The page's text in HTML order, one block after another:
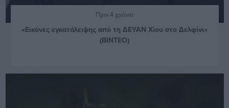
Πριν 4 χρόνια
«Εικόνες εγκατάλειψης από τη ΔΕΥΑΝ Χίου στο Δελφίνι»
(ΒΙΝΤΕΟ)